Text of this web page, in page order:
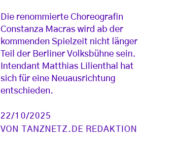
Die renommierte Choreografin
Constanza Macras wird ab der
kommenden Spielzeit nicht länger
Teil der Berliner Volksbühne sein.
Intendant Matthias Lilienthal hat
sich für eine Neuausrichtung
entschieden.
22/10/2025
VON
TANZNETZ.DE REDAKTION